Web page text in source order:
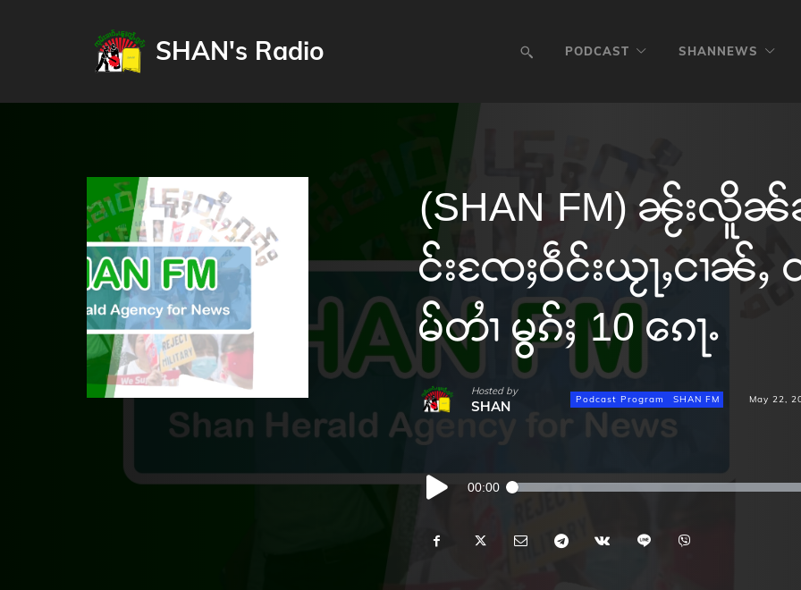
SHAN's Radio PODCAST SHANNEWS
(SHAN FM) ၼႂ်းလိူ
င်းၸႄႈဝဵင်းယႂႃႇငၢၼ်ႇ
မ်တၢႆ မွၵ်ႈ 10 ၵေႃႉ
Hosted by
SHAN Podcast Program SHAN FM May 22,
Audio
Player
00:00